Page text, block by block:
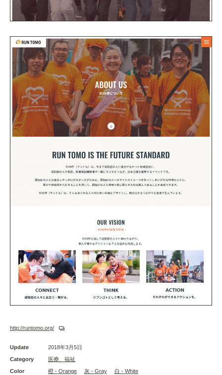
http://runtomo.org/
Update
2018年3月5日
Category
医療、福祉
Color
橙 - Orange 灰 - Gray 白 - White